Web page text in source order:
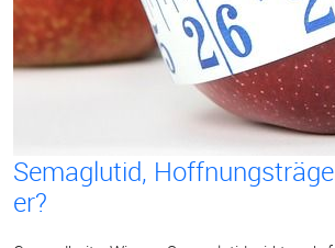
Semaglutid,
er?